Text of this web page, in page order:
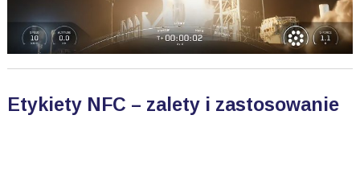
Etykiety NFC – zalety i zastosowanie